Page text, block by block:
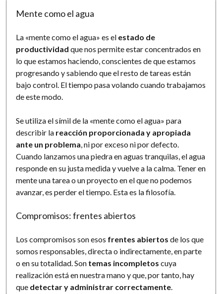
Mente como el agua
La «mente como el agua» es el estado de
productividad que nos permite estar concentrados en
lo que estamos haciendo, conscientes de que estamos
progresando y sabiendo que el resto de tareas están
bajo control. El tiempo pasa volando cuando trabajamos
de este modo.
Se utiliza el símil de la «mente como el agua» para
describir la reacción proporcionada y apropiada
ante un problema , ni por exceso ni por defecto.
Cuando lanzamos una piedra en aguas tranquilas, el agua
responde en su justa medida y vuelve a la calma. Tener en
mente una tarea o un proyecto en el que no podemos
avanzar, es perder el tiempo. Esta es la filosofía.
Compromisos: frentes abiertos
Los compromisos son esos frentes abiertos de los que
somos responsables, directa o indirectamente, en parte
o en su totalidad. Son temas incompletos cuya
realización está en nuestra mano y que, por tanto, hay
que detectar y administrar correctamente